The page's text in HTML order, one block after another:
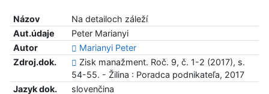
Názov
Na detailoch záleží
Aut.údaje
Peter Marianyi
Autor
Marianyi Peter
Zdroj.dok.
Zisk manažment. Roč. 9, č. 1-2 (2017), s.
54-55. - Žilina : Poradca podnikateľa, 2017
Jazyk dok.
slovenčina